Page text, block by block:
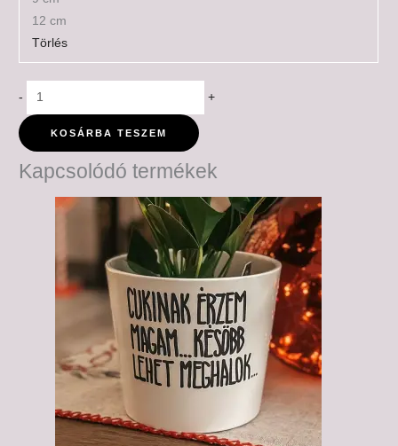
12 cm
Törlés
- +
KOSÁRBA TESZEM
Kapcsolódó termékek
5,500 Ft
-
6,500 Ft